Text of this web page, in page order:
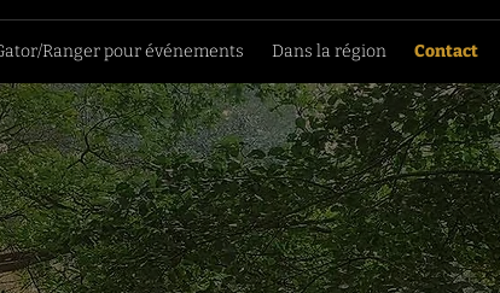
Ranger pour événements Dans la région Contact